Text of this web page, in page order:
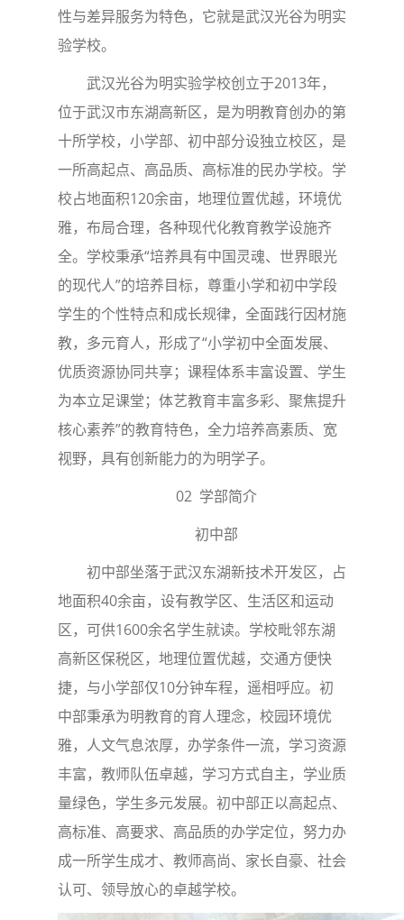
性与差异服务为特色，它就是武汉光谷为明实
验学校。
武汉光谷为明实验学校创立于2013年，
位于武汉市东湖高新区，是为明教育创办的第
十所学校，小学部、初中部分设独立校区，是
一所高起点、高品质、高标准的民办学校。学
校占地面积120余亩，地理位置优越，环境优
雅，布局合理，各种现代化教育教学设施齐
全。学校秉承“培养具有中国灵魂、世界眼光
的现代人”的培养目标，尊重小学和初中学段
学生的个性特点和成长规律，全面践行因材施
教，多元育人，形成了“小学初中全面发展、
优质资源协同共享；课程体系丰富设置、学生
为本立足课堂；体艺教育丰富多彩、聚焦提升
核心素养”的教育特色，全力培养高素质、宽
视野，具有创新能力的为明学子。
02 学部简介
初中部
初中部坐落于武汉东湖新技术开发区，占
地面积40余亩，设有教学区、生活区和运动
区，可供1600余名学生就读。学校毗邻东湖
高新区保税区，地理位置优越，交通方便快
捷，与小学部仅10分钟车程，遥相呼应。初
中部秉承为明教育的育人理念，校园环境优
雅，人文气息浓厚，办学条件一流，学习资源
丰富，教师队伍卓越，学习方式自主，学业质
量绿色，学生多元发展。初中部正以高起点、
高标准、高要求、高品质的办学定位，努力办
成一所学生成才、教师高尚、家长自豪、社会
认可、领导放心的卓越学校。